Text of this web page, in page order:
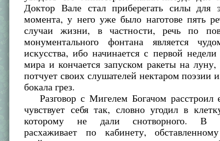
Доктор Вале стал приберегать силы для
момента, у него уже было наготове пять
случаи жизни, в частности, речь по
монументального фонтана является
искусства, ибо начинается с первой
мира и кончается запуском ракеты на
потчует своих слушателей нектаром поэзии
бокала грез.
Разговор с Мигелем Богачом
чувствует себя так, словно угодил в
которому не дали снотворного. В
расхаживает по кабинету,